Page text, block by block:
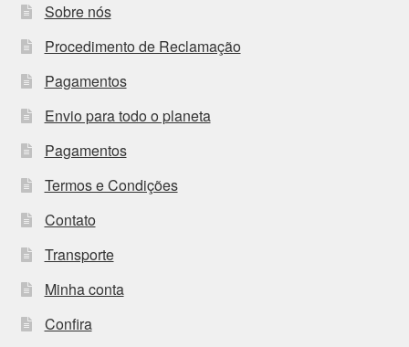
Sobre nós
Procedimento de Reclamação
Pagamentos
Envio para todo o planeta
Pagamentos
Termos e Condições
Contato
Transporte
Minha conta
Confira